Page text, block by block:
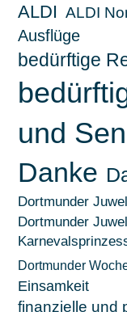
ALDI ALDI
Ausflüge
bedürftige
und
Danke
Dortmunder
Dortmunder
Dortmunder
Einsamkeit
finanzielle und